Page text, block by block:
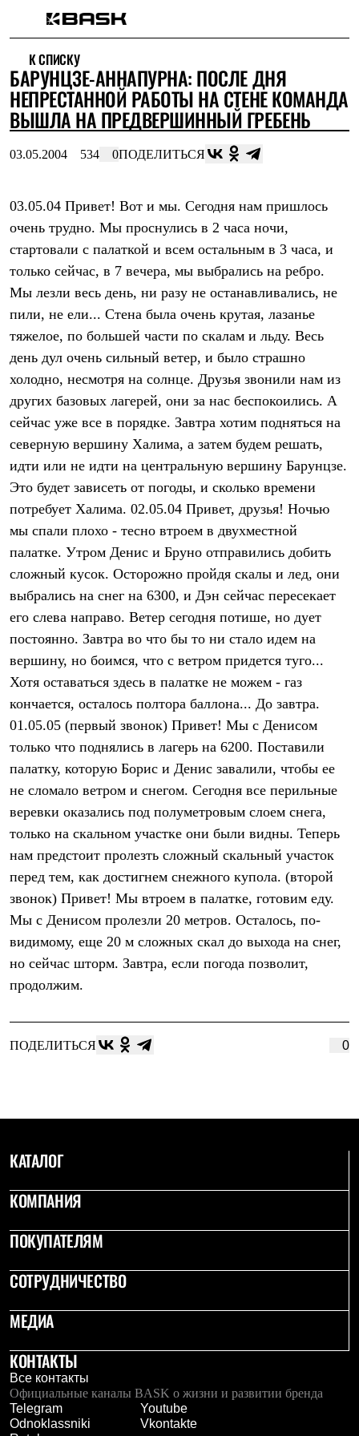
Интернет-магазин
Мужская одежда
Утепленная пухом
Куртки
Брюки
Комбинезоны
Штормовая одежда
Куртки
Софтшелл одежда
Куртки
Брюки
Флисовая одежда
Куртки
Брюки
Термобелье
Теплое термобелье
Среднее термобелье
Легкое термобелье
Лёгкая одежда
Футболки
Рубашки
Толстовки
Брюки
Женская одежда
Утепленная пухом
Куртки
Жилеты
Утепленная синтетикой
Брюки
Штормовая одежда
Софтшелл одежда
Куртки
Брюки
Лёгкая одежда
Рубашки
Футболки
Брюки
Термобелье
Среднее термобелье
Легкое термобелье
Флисовая одежда
Брюки
Детская одежда
Утепленная пухом
Комбинезоны
Куртки
Брюки
Утепленная синтетикой
Комбинезоны
Брюки
Футболки
Брюки
Жилеты
Комбинезоны
Термобелье
Снаряжение
Палатки и тенты
Тенты
Аксессуары для палаток
Рюкзаки
Экспедиционные
Альпинистские
Городские
Аксессуары для рюкзаков
Спальные мешки
Пуховые
Комбинированные
К СПИСКУ
БАРУНЦЗЕ-АННАПУРНА: ПОСЛЕ ДНЯ
НЕПРЕСТАННОЙ РАБОТЫ НА СТЕНЕ КОМАНДА
ВЫШЛА НА ПРЕДВЕРШИННЫЙ ГРЕБЕНЬ
03.05.2004 534 0ПОДЕЛИТЬСЯ
03.05.04 Привет! Вот и мы. Сегодня нам пришлось
очень трудно. Мы проснулись в 2 часа ночи,
стартовали с палаткой и всем остальным в 3 часа, и
только сейчас, в 7 вечера, мы выбрались на ребро.
Мы лезли весь день, ни разу не останавливались, не
пили, не ели... Стена была очень крутая, лазанье
тяжелое, по большей части по скалам и льду. Весь
день дул очень сильный ветер, и было страшно
холодно, несмотря на солнце. Друзья звонили нам из
других базовых лагерей, они за нас беспокоились. А
сейчас уже все в порядке. Завтра хотим подняться на
северную вершину Халима, а затем будем решать,
идти или не идти на центральную вершину Барунцзе.
Это будет зависеть от погоды, и сколько времени
потребует Халима. 02.05.04 Привет, друзья! Ночью
мы спали плохо - тесно втроем в двухместной
палатке. Утром Денис и Бруно отправились добить
сложный кусок. Осторожно пройдя скалы и лед, они
выбрались на снег на 6300, и Дэн сейчас пересекает
его слева направо. Ветер сегодня потише, но дует
постоянно. Завтра во что бы то ни стало идем на
вершину, но боимся, что с ветром придется туго...
Хотя оставаться здесь в палатке не можем - газ
кончается, осталось полтора баллона... До завтра.
01.05.05 (первый звонок) Привет! Мы с Денисом
только что поднялись в лагерь на 6200. Поставили
палатку, которую Борис и Денис завалили, чтобы ее
не сломало ветром и снегом. Сегодня все перильные
веревки оказались под полуметровым слоем снега,
только на скальном участке они были видны. Теперь
нам предстоит пролезть сложный скальный участок
перед тем, как достигнем снежного купола. (второй
звонок) Привет! Мы втроем в палатке, готовим еду.
Мы с Денисом пролезли 20 метров. Осталось, по-
видимому, еще 20 м сложных скал до выхода на снег,
но сейчас шторм. Завтра, если погода позволит,
продолжим.
ПОДЕЛИТЬСЯ 0
КАТАЛОГ
КОМПАНИЯ
ПОКУПАТЕЛЯМ
СОТРУДНИЧЕСТВО
МЕДИА
КОНТАКТЫ
Все контакты
Официальные каналы BASK о жизни и развитии бренда
Telegram
Youtube
Odnoklassniki
Vkontakte